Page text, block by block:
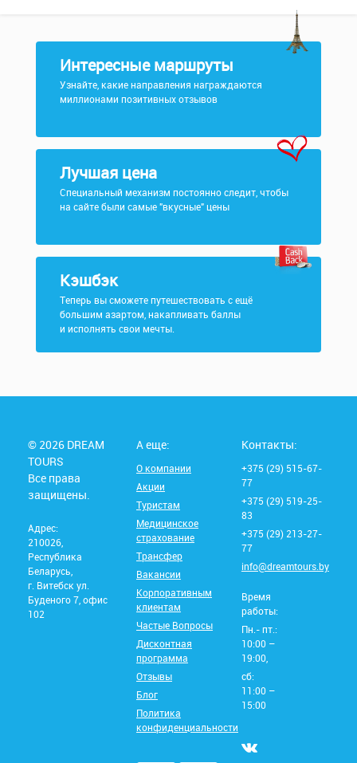
Интересные маршруты
Узнайте, какие направления награждаются
миллионами позитивных отзывов
Лучшая цена
Специальный механизм постоянно следит, чтобы
на сайте были самые "вкусные" цены
Кэшбэк
Теперь вы сможете путешествовать с ещё
большим азартом, накапливать баллы
и исполнять свои мечты.
© 2026 DREAM
TOURS
Все права
защищены.
Адрес:
210026,
Республика
Беларусь,
г. Витебск ул.
Буденого 7, офис
102
А еще:
О компании
Акции
Туристам
Медицинское
страхование
Трансфер
Вакансии
Корпоративным
клиентам
Частые Вопросы
Дисконтная
программа
Отзывы
Блог
Политика
конфиденциальности
Контакты:
+375 (29) 515-67-
77
+375 (29) 519-25-
83
+375 (29) 213-27-
77
info@dreamtours.by
Время
работы:
Пн.- пт.:
10:00 –
19:00,
сб:
11:00 –
15:00